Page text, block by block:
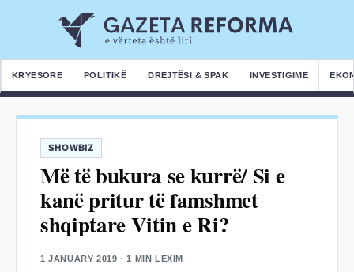
KRYESORE POLITIKË DREJTËSI & SPAK INVESTIGIME
SHOWBIZ
Më të bukura se kurrë/ Si e
kanë pritur të famshmet
shqiptare Vitin e Ri?
1 JANUARY 2019 · 1 MIN LEXIM